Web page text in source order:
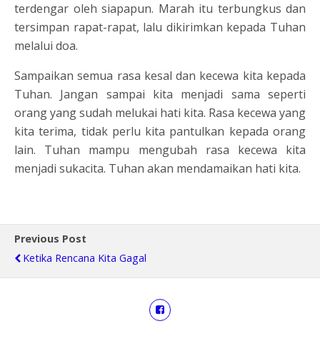
terdengar oleh siapapun. Marah itu terbungkus dan
tersimpan rapat-rapat, lalu dikirimkan kepada Tuhan
melalui doa.
Sampaikan semua rasa kesal dan kecewa kita kepada
Tuhan. Jangan sampai kita menjadi sama seperti
orang yang sudah melukai hati kita. Rasa kecewa yang
kita terima, tidak perlu kita pantulkan kepada orang
lain. Tuhan mampu mengubah rasa kecewa kita
menjadi sukacita. Tuhan akan mendamaikan hati kita.
Previous Post
Ketika Rencana Kita Gagal